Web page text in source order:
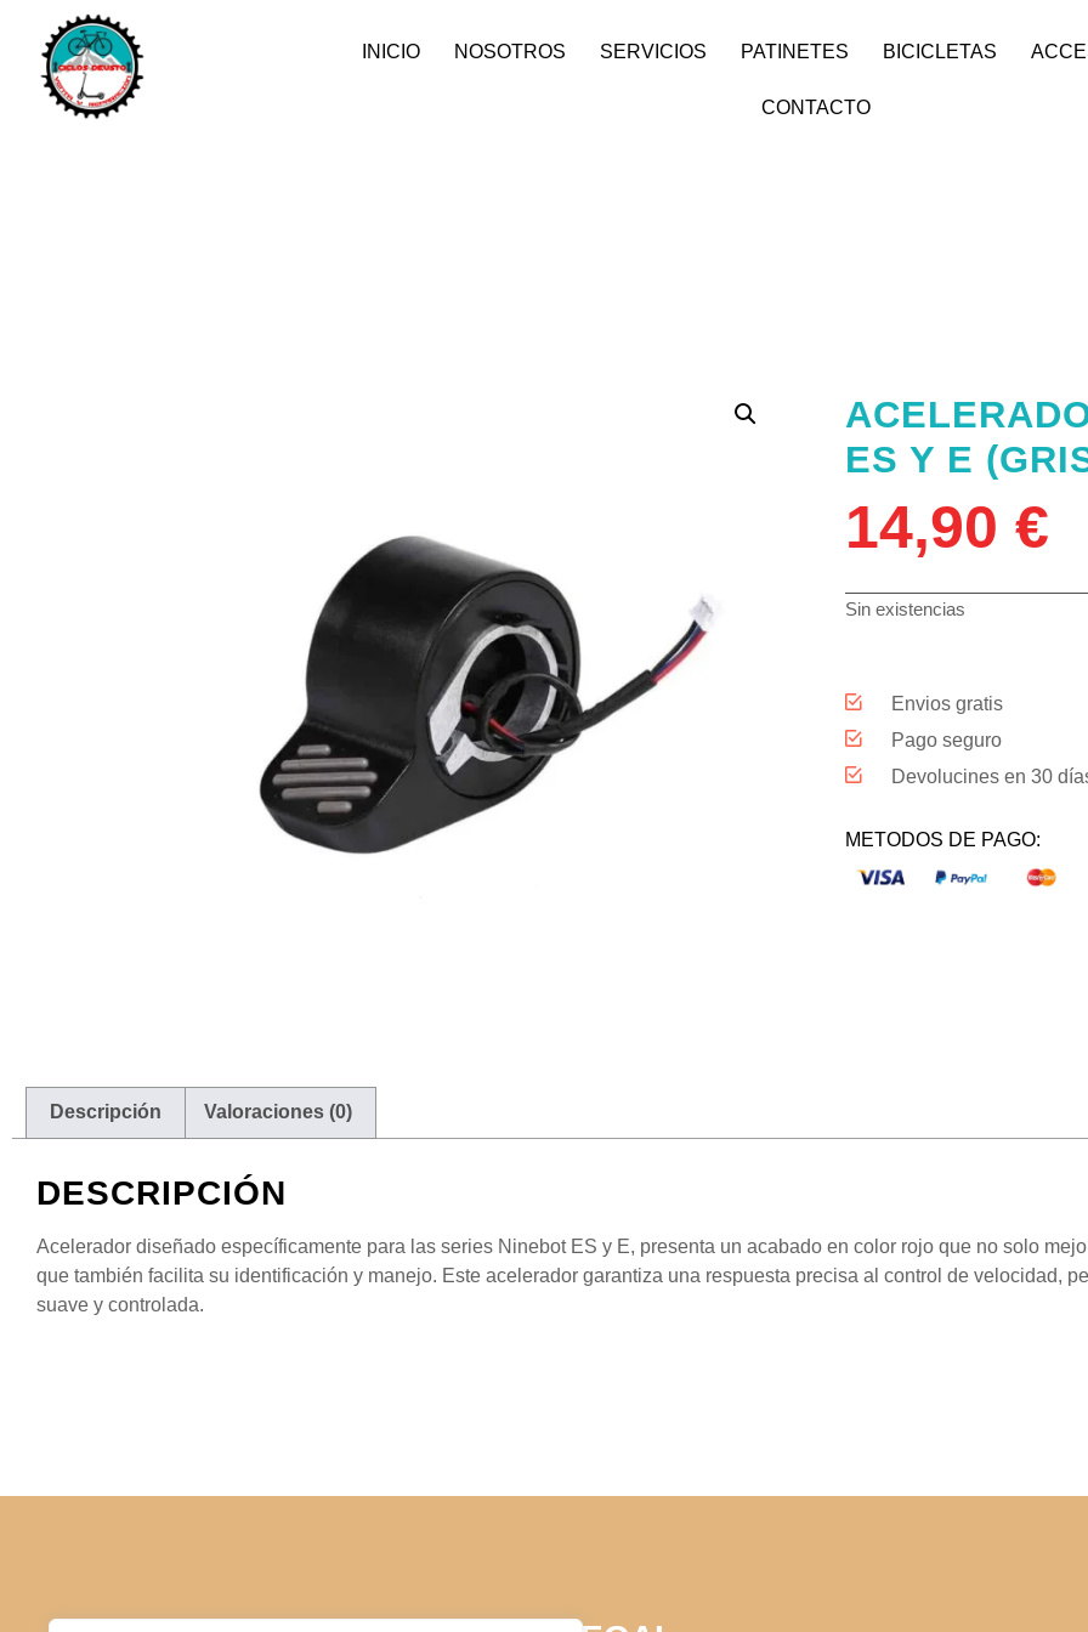
INICIO NOSOTROS SERVICIOS PATINETES BICICLETAS
CONTACTO
ES Y E
14,90 €
Sin existencias
Envios gratis
Pago seguro
Devolucines en 30
METODOS DE PAGO:
Descripción Valoraciones (0)
DESCRIPCIÓN
Acelerador diseñado específicamente para las series Ninebot ES y E, presenta un acabado en color rojo que no solo
que también facilita su identificación y manejo. Este acelerador garantiza una respuesta precisa al control de velocidad,
suave y controlada.